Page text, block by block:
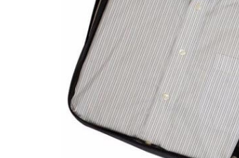
Business Travel
Reduceri bagaje